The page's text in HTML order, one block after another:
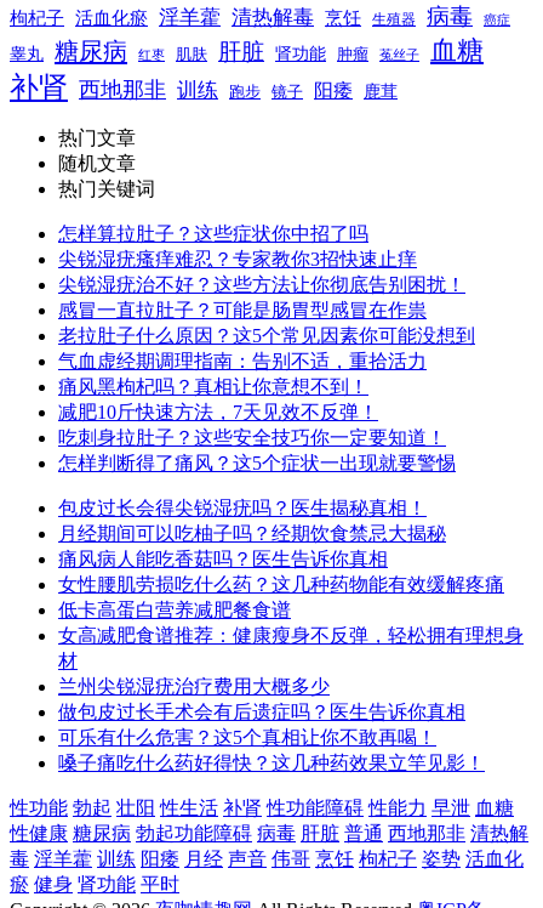
枸杞子 活血化瘀 淫羊藿 清热解毒 烹饪 生殖器 病毒 癌症
睾丸 糖尿病 红枣 肌肤 肝脏 肾功能 肿瘤 菟丝子 血糖
补肾 西地那非 训练 跑步 镜子 阳痿 鹿茸
热门文章
随机文章
热门关键词
怎样算拉肚子？这些症状你中招了吗
尖锐湿疣瘙痒难忍？专家教你3招快速止痒
尖锐湿疣治不好？这些方法让你彻底告别困扰！
感冒一直拉肚子？可能是肠胃型感冒在作祟
老拉肚子什么原因？这5个常见因素你可能没想到
气血虚经期调理指南：告别不适，重拾活力
痛风黑枸杞吗？真相让你意想不到！
减肥10斤快速方法，7天见效不反弹！
吃刺身拉肚子？这些安全技巧你一定要知道！
怎样判断得了痛风？这5个症状一出现就要警惕
包皮过长会得尖锐湿疣吗？医生揭秘真相！
月经期间可以吃柚子吗？经期饮食禁忌大揭秘
痛风病人能吃香菇吗？医生告诉你真相
女性腰肌劳损吃什么药？这几种药物能有效缓解疼痛
低卡高蛋白营养减肥餐食谱
女高减肥食谱推荐：健康瘦身不反弹，轻松拥有理想身
材
兰州尖锐湿疣治疗费用大概多少
做包皮过长手术会有后遗症吗？医生告诉你真相
可乐有什么危害？这5个真相让你不敢再喝！
嗓子痛吃什么药好得快？这几种药效果立竿见影！
性功能 勃起 壮阳 性生活 补肾 性功能障碍 性能力 早泄 血糖
性健康 糖尿病 勃起功能障碍 病毒 肝脏 普通 西地那非 清热解
毒 淫羊藿 训练 阳痿 月经 声音 伟哥 烹饪 枸杞子 姿势 活血化
瘀 健身 肾功能 平时